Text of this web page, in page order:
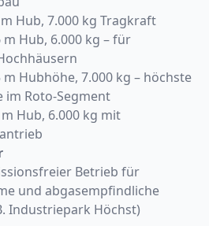
m Hub, 7.000 kg Tragkraft
m Hub, 6.000 kg – für
m Hubhöhe, 7.000 kg – höchste
im Roto-Segment
m Hub, 6.000 kg mit
Betrieb für
und abgasempfindliche
Industriepark Höchst)